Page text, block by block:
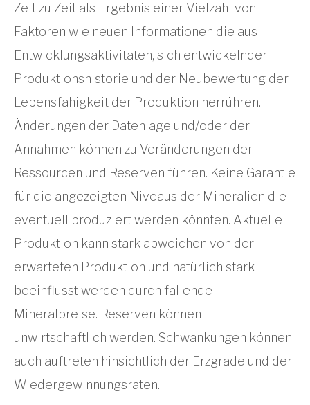
Zeit zu Zeit als Ergebnis einer Vielzahl von
Faktoren wie neuen Informationen die aus
Entwicklungsaktivitäten, sich entwickelnder
Produktionshistorie und der Neubewertung der
Lebensfähigkeit der Produktion herrühren.
Änderungen der Datenlage und/oder der
Annahmen können zu Veränderungen der
Ressourcen und Reserven führen. Keine Garantie
für die angezeigten Niveaus der Mineralien die
eventuell produziert werden könnten. Aktuelle
Produktion kann stark abweichen von der
erwarteten Produktion und natürlich stark
beeinflusst werden durch fallende
Mineralpreise. Reserven können
unwirtschaftlich werden. Schwankungen können
auch auftreten hinsichtlich der Erzgrade und der
Wiedergewinnungsraten.